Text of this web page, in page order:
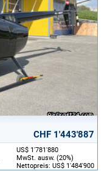
CHF 1'443'887
US$ 1'781'880
MwSt. ausw. (20%)
Nettopreis: US$ 1'484'900